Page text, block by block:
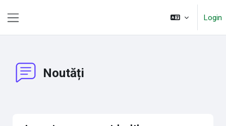
Login
Noutăți